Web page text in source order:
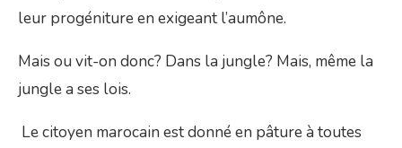
leur progéniture en exigeant l’aumône.
Mais ou vit-on donc? Dans la jungle? Mais, même la
jungle a ses lois.
Le citoyen marocain est donné en pâture à toutes